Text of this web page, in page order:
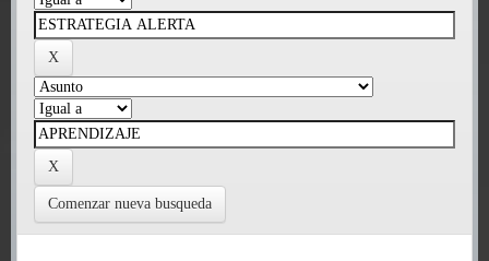
Comenzar nueva busqueda